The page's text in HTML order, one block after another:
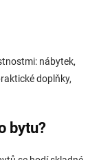
nábytek,
doplňky,
bytu?